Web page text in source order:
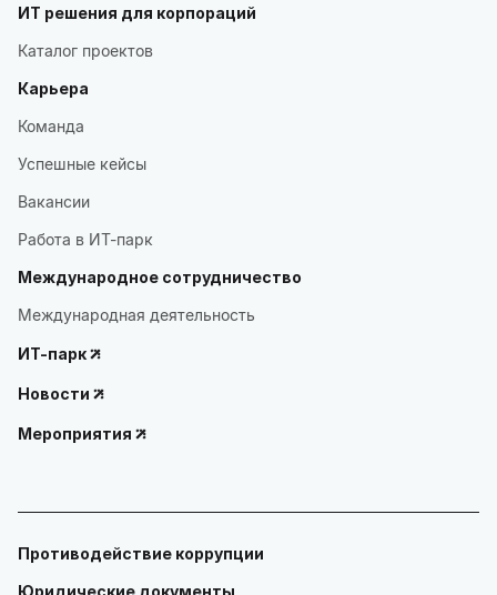
ИТ решения для корпораций
Каталог проектов
Карьера
Команда
Успешные кейсы
Вакансии
Работа в ИТ-парк
Международное сотрудничество
Международная деятельность
ИТ-парк
Новости
Мероприятия
Противодействие коррупции
Юридические документы